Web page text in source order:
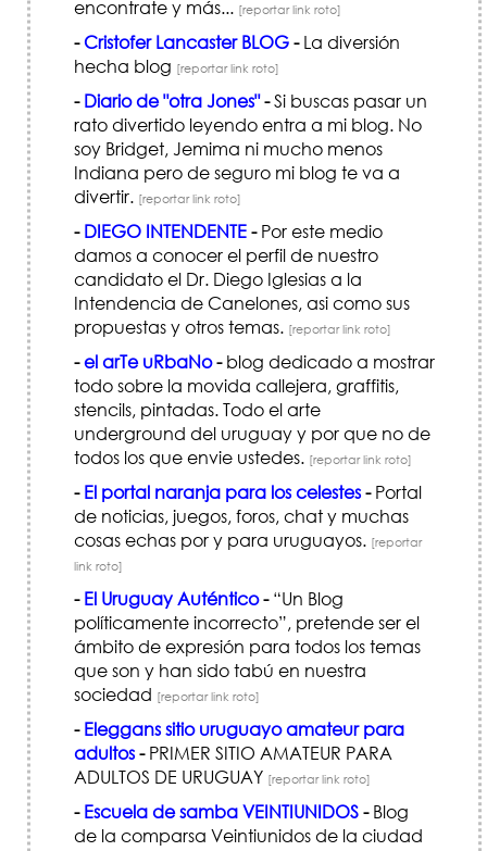
encontrate y más... [reportar link roto]
-Cristofer Lancaster BLOG-La diversión
hecha blog [reportar link roto]
- Diario de "otra Jones"-Si buscas pasar un
rato divertido leyendo entra a mi blog. No
soy Bridget, Jemima ni mucho menos
Indiana pero de seguro mi blog te va a
divertir. [reportar link roto]
- DIEGO INTENDENTE-Por este medio
damos a conocer el perfil de nuestro
candidato el Dr. Diego Iglesias a la
Intendencia de Canelones, asi como sus
propuestas y otros temas. [reportar link roto]
-el arTe uRbaNo-blog dedicado a mostrar
todo sobre la movida callejera, graffitis,
stencils, pintadas. Todo el arte
underground del uruguay y por que no de
todos los que envie ustedes. [reportar link roto]
- El portal naranja para los celestes-Portal
de noticias, juegos, foros, chat y muchas
cosas echas por y para uruguayos. [reportar
link roto]
- El Uruguay Auténtico-“Un Blog
políticamente incorrecto”, pretende ser el
ámbito de expresión para todos los temas
que son y han sido tabú en nuestra
sociedad [reportar link roto]
- Eleggans sitio uruguayo amateur para
adultos-PRIMER SITIO AMATEUR PARA
ADULTOS DE URUGUAY [reportar link roto]
- Escuela de samba VEINTIUNIDOS-Blog
de la comparsa Veintiunidos de la ciudad